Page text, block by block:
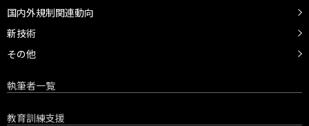
国内外規制関連動向
新技術
その他
執筆者一覧
教育訓練支援